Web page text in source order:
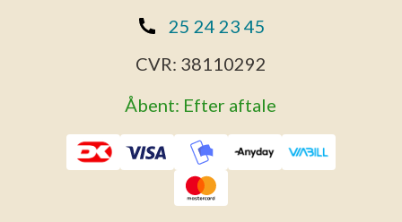
25 24 23 45
CVR: 38110292
Åbent: Efter aftale